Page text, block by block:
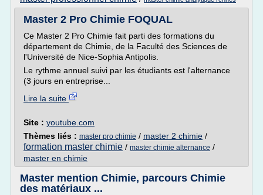
Master 2 Pro Chimie FOQUAL
Ce Master 2 Pro Chimie fait parti des formations du
département de Chimie, de la Faculté des Sciences de
l'Université de Nice-Sophia Antipolis.
Le rythme annuel suivi par les étudiants est l'alternance
(3 jours en entreprise...
Lire la suite
Site : youtube.com
Thèmes liés : master pro chimie / master 2 chimie /
formation master chimie / master chimie alternance /
master en chimie
Master mention Chimie, parcours Chimie
des matériaux ...